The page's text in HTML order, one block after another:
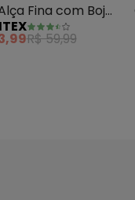
Fina com Bojo
Basic Pro
R$ 59,99